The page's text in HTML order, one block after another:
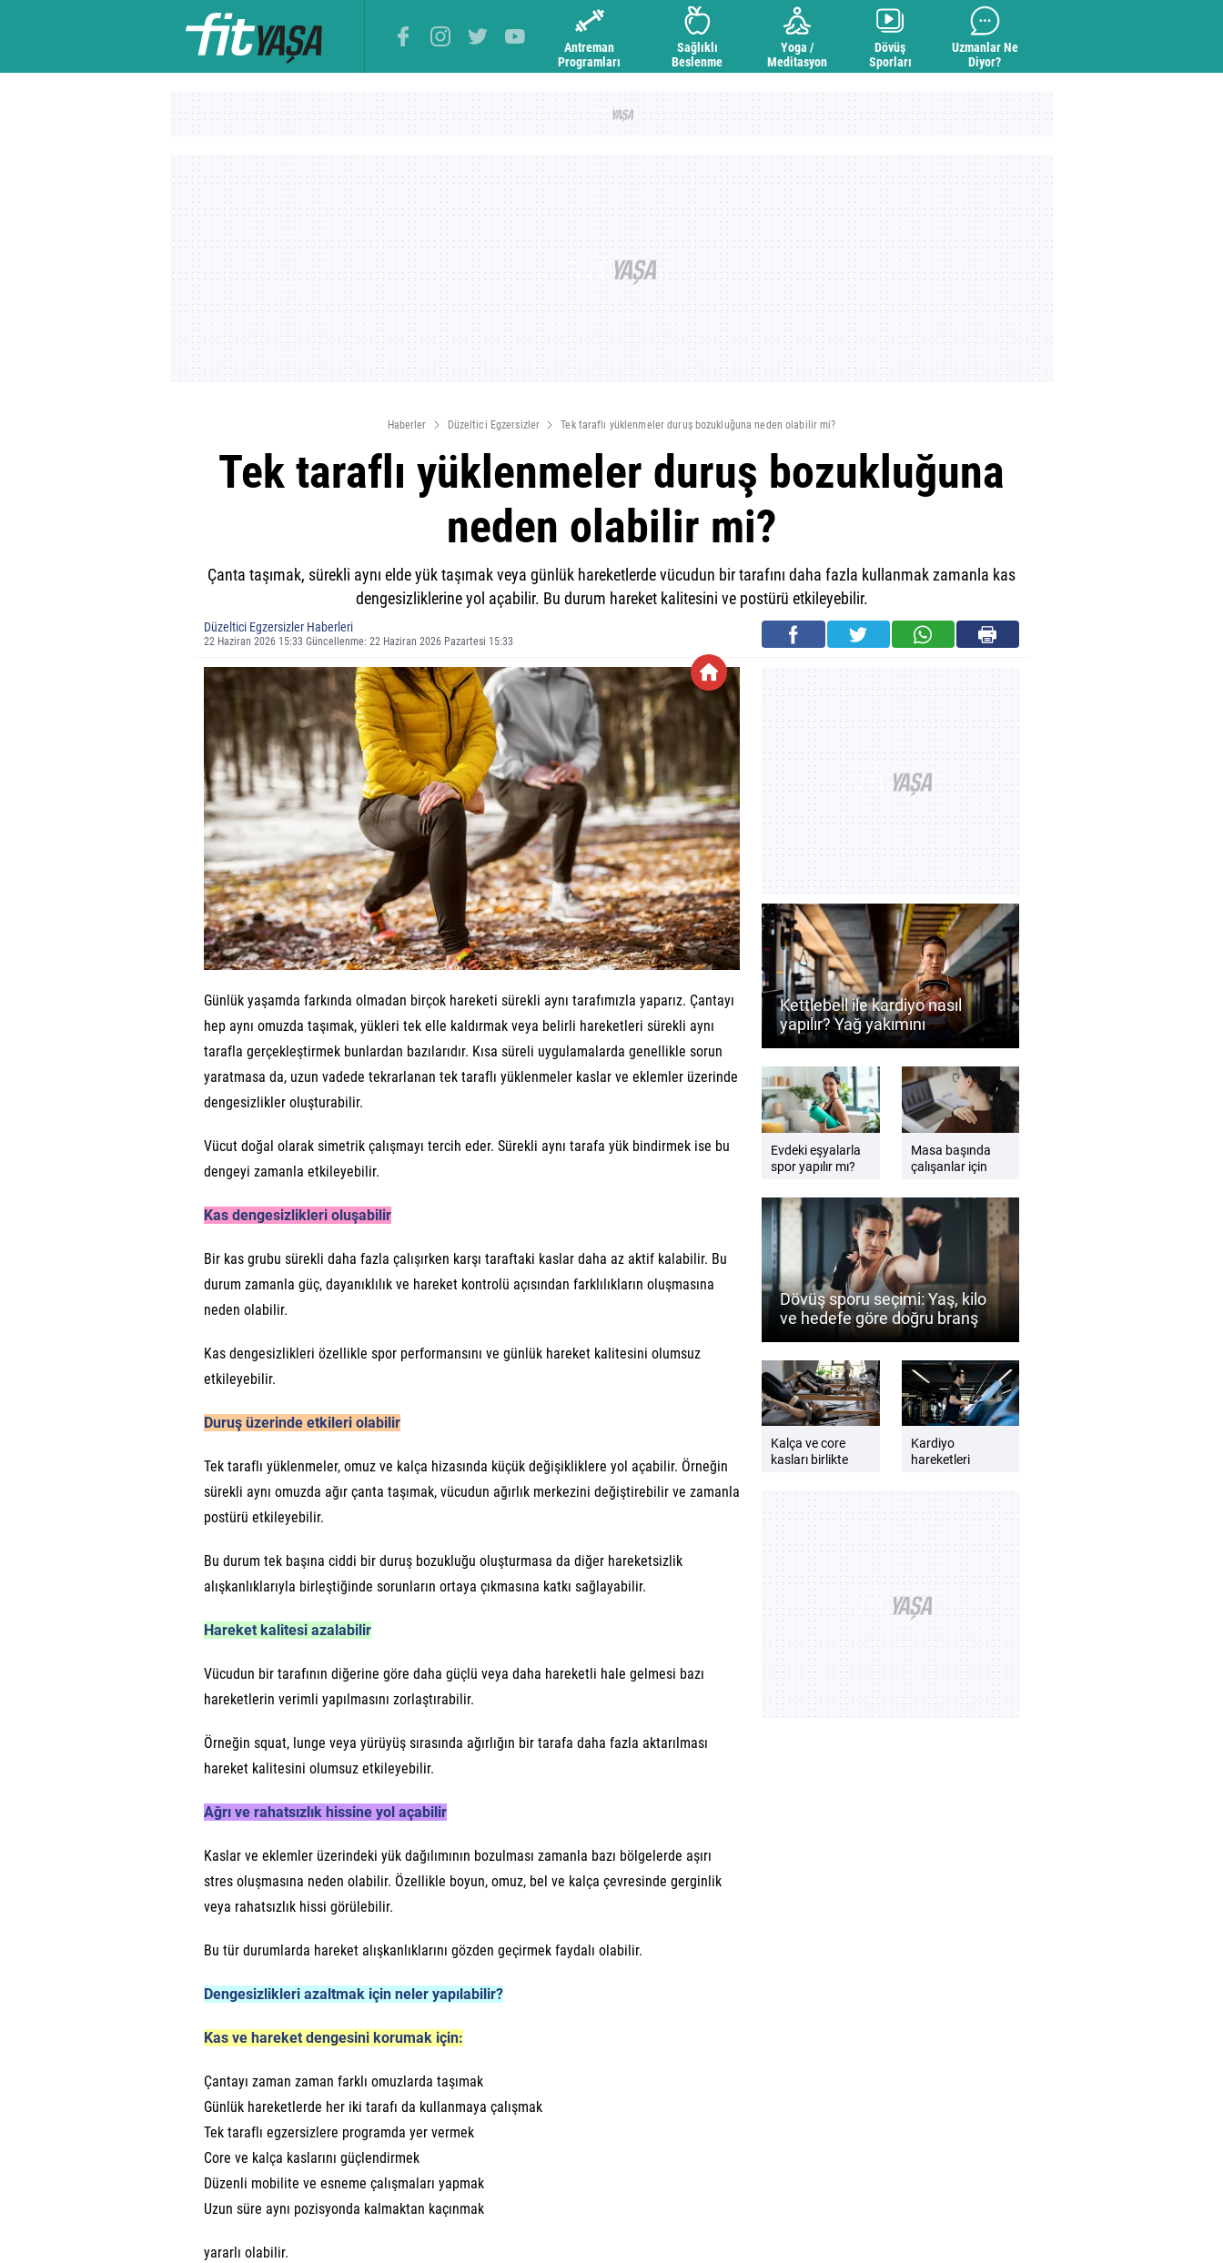
Antreman
Programları
Sağlıklı
Beslenme
Yoga /
Meditasyon
Dövüş
Sporları
Uzmanlar Ne
Diyor?
Haberler Düzeltici Egzersizler Tek taraflı yüklenmeler duruş bozukluğuna neden olabilir mi?
Tek taraflı yüklenmeler duruş bozukluğuna
neden olabilir mi?
Çanta taşımak, sürekli aynı elde yük taşımak veya günlük hareketlerde vücudun bir tarafını daha fazla kullanmak zamanla kas
dengesizliklerine yol açabilir. Bu durum hareket kalitesini ve postürü etkileyebilir.
Düzeltici Egzersizler Haberleri
22 Haziran 2026 15:33 Güncellenme: 22 Haziran 2026 Pazartesi 15:33
Günlük yaşamda farkında olmadan birçok hareketi sürekli aynı tarafımızla yaparız. Çantayı
hep aynı omuzda taşımak, yükleri tek elle kaldırmak veya belirli hareketleri sürekli aynı
tarafla gerçekleştirmek bunlardan bazılarıdır. Kısa süreli uygulamalarda genellikle sorun
yaratmasa da, uzun vadede tekrarlanan tek taraflı yüklenmeler kaslar ve eklemler üzerinde
dengesizlikler oluşturabilir.
Vücut doğal olarak simetrik çalışmayı tercih eder. Sürekli aynı tarafa yük bindirmek ise bu
dengeyi zamanla etkileyebilir.
Kas dengesizlikleri oluşabilir
Bir kas grubu sürekli daha fazla çalışırken karşı taraftaki kaslar daha az aktif kalabilir. Bu
durum zamanla güç, dayanıklılık ve hareket kontrolü açısından farklılıkların oluşmasına
neden olabilir.
Kas dengesizlikleri özellikle spor performansını ve günlük hareket kalitesini olumsuz
etkileyebilir.
Duruş üzerinde etkileri olabilir
Tek taraflı yüklenmeler, omuz ve kalça hizasında küçük değişikliklere yol açabilir. Örneğin
sürekli aynı omuzda ağır çanta taşımak, vücudun ağırlık merkezini değiştirebilir ve zamanla
postürü etkileyebilir.
Bu durum tek başına ciddi bir duruş bozukluğu oluşturmasa da diğer hareketsizlik
alışkanlıklarıyla birleştiğinde sorunların ortaya çıkmasına katkı sağlayabilir.
Hareket kalitesi azalabilir
Vücudun bir tarafının diğerine göre daha güçlü veya daha hareketli hale gelmesi bazı
hareketlerin verimli yapılmasını zorlaştırabilir.
Örneğin squat, lunge veya yürüyüş sırasında ağırlığın bir tarafa daha fazla aktarılması
hareket kalitesini olumsuz etkileyebilir.
Ağrı ve rahatsızlık hissine yol açabilir
Kaslar ve eklemler üzerindeki yük dağılımının bozulması zamanla bazı bölgelerde aşırı
stres oluşmasına neden olabilir. Özellikle boyun, omuz, bel ve kalça çevresinde gerginlik
veya rahatsızlık hissi görülebilir.
Bu tür durumlarda hareket alışkanlıklarını gözden geçirmek faydalı olabilir.
Dengesizlikleri azaltmak için neler yapılabilir?
Kas ve hareket dengesini korumak için:
Çantayı zaman zaman farklı omuzlarda taşımak
Günlük hareketlerde her iki tarafı da kullanmaya çalışmak
Tek taraflı egzersizlere programda yer vermek
Core ve kalça kaslarını güçlendirmek
Düzenli mobilite ve esneme çalışmaları yapmak
Uzun süre aynı pozisyonda kalmaktan kaçınmak
yararlı olabilir.
Kettlebell ile kardiyo nasıl
yapılır? Yağ yakımını
destekleyen antrenman
rehberi
Evdeki eşyalarla
spor yapılır mı?
rehberi
Masa başında
çalışanlar için
esnemeleri
Dövüş sporu seçimi: Yaş, kilo
ve hedefe göre doğru branş
nasıl belirlenir?
Kalça ve core
kasları birlikte
çalıştırılmalıdır?
Güçlü ve dengeli
bir vücut için
öneriler
Kardiyo
hareketleri
seviyesini artırır
mı? Daha zinde
hissetmek için
kardiyo önerileri